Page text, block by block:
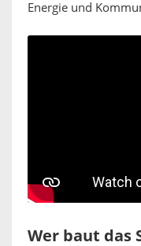
Energie und
Wer baut das